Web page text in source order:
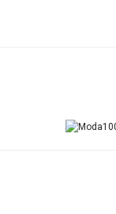
Yorum Yaz